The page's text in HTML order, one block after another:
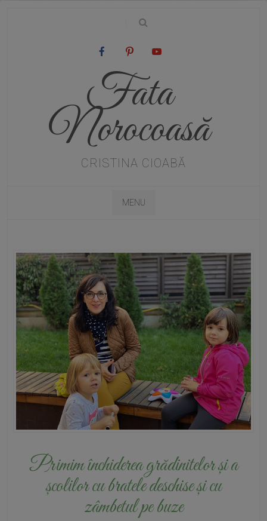
Fata
Norocoasă
CRISTINA CIOABĂ
MENU
Primim închiderea grădinitelor și a
școlilor cu bratele deschise și cu
zâmbetul pe buze